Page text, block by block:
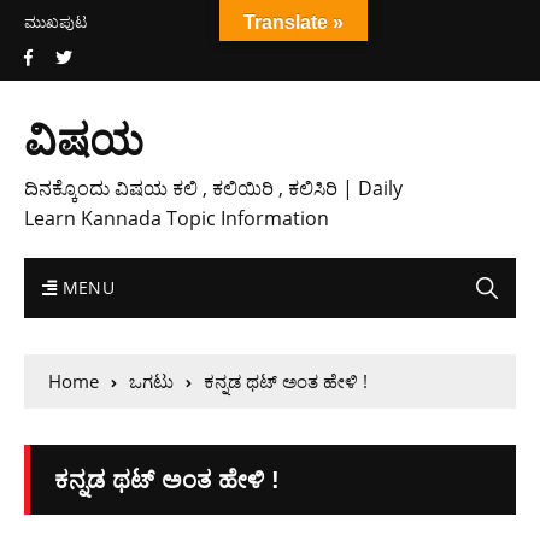
ಮುಖಪುಟ
ವಿಷಯ
ದಿನಕ್ಕೊಂದು ವಿಷಯ ಕಲಿ , ಕಲಿಯಿರಿ , ಕಲಿಸಿರಿ | Daily
Learn Kannada Topic Information
MENU
Home ಒಗಟು ಕನ್ನಡ ಥಟ್ ಅಂತ ಹೇಳಿ !
ಕನ್ನಡ ಥಟ್ ಅಂತ ಹೇಳಿ !
Translate »